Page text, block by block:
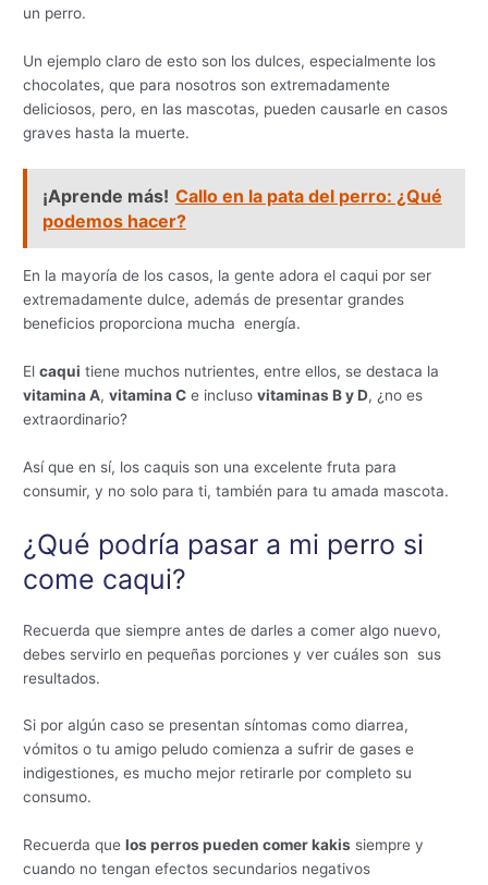
un perro.
Un ejemplo claro de esto son los dulces, especialmente los
chocolates, que para nosotros son extremadamente
deliciosos, pero, en las mascotas, pueden causarle en casos
graves hasta la muerte.
¡Aprende más! Callo en la pata del perro: ¿Qué
podemos hacer?
En la mayoría de los casos, la gente adora el caqui por ser
extremadamente dulce, además de presentar grandes
beneficios proporciona mucha energía.
Elcaqui tiene muchos nutrientes, entre ellos, se destaca la
vitamina A,vitamina C e inclusovitaminas B y D, ¿no es
extraordinario?
Así que en sí, los caquis son una excelente fruta para
consumir, y no solo para ti, también para tu amada mascota.
¿Qué podría pasar a mi perro si
come caqui?
Recuerda que siempre antes de darles a comer algo nuevo,
debes servirlo en pequeñas porciones y ver cuáles son sus
resultados.
Si por algún caso se presentan síntomas como diarrea,
vómitos o tu amigo peludo comienza a sufrir de gases e
indigestiones, es mucho mejor retirarle por completo su
consumo.
Recuerda quelos perros pueden comer kakis siempre y
cuando no tengan efectos secundarios negativos